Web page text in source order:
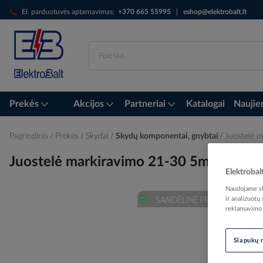
El. parduotuvės aptarnavimas: +370 665 55995 eshop@elektrobalt.lt
Skip
to
Content
Prekės Akcijos Partneriai Katalogai
Pagrindinis Prekės Skydai Skydų komponentai, gnybtai Juostelė
Juostelė markiravimo 21-30 5mm
Naudojame
ir analizuotų
reklamavimo
Slapukų